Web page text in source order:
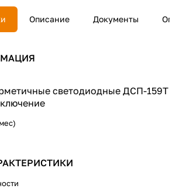
люмен.
из ABS-
Описание Документы
светодиодные ДСП-159Т